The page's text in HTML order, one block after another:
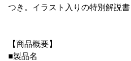
つき。イラスト入りの特別解説書
【商品概要】
■製品名